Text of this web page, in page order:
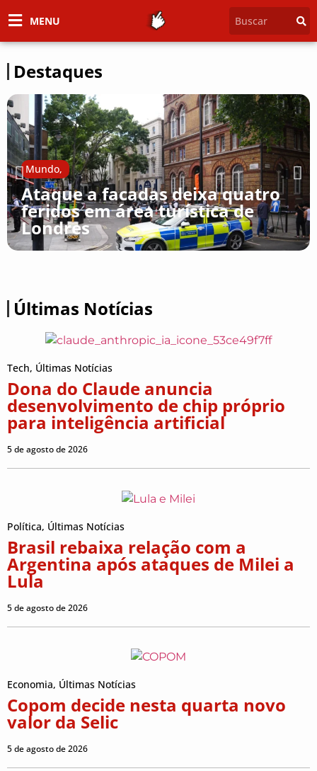
MENU
Destaques
Mundo,
Ataque a facadas deixa quatro
feridos em área turística de
Londres
Últimas Notícias
Tech, Últimas Notícias
Dona do Claude anuncia
desenvolvimento de chip próprio
para inteligência artificial
5 de agosto de 2026
Política, Últimas Notícias
Brasil rebaixa relação com a
Argentina após ataques de Milei a
Lula
5 de agosto de 2026
Economia, Últimas Notícias
Copom decide nesta quarta novo
valor da Selic
5 de agosto de 2026